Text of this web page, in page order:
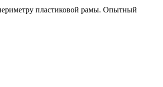
пластиковой рамы. Опытный